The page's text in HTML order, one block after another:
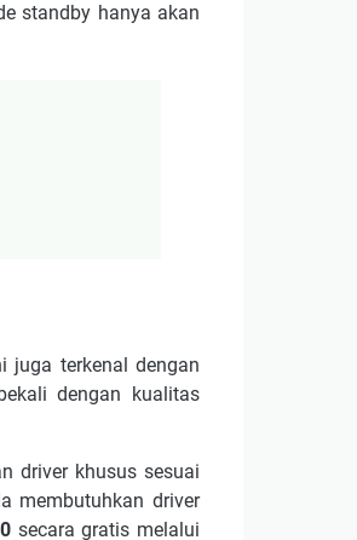
standby hanya akan
terkenal dengan
dengan kualitas
driver khusus sesuai
membutuhkan driver
secara gratis melalui